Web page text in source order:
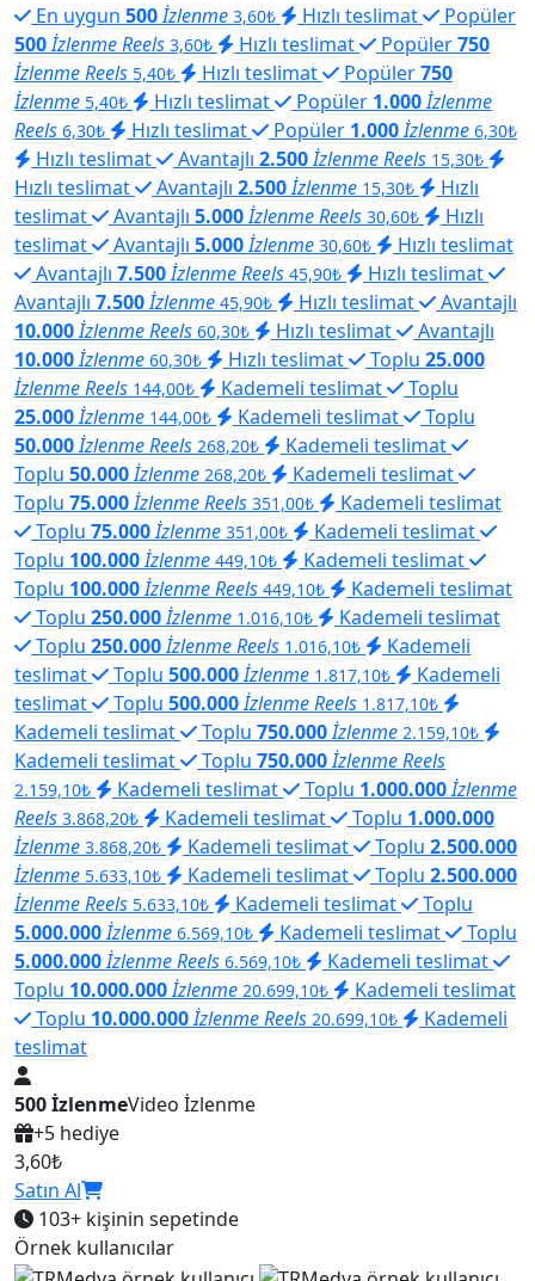
En uygun 500İzlenme 3,60₺ Hızlı teslimat
Popüler
500İzlenme Reels 3,60₺ Hızlı teslimat Popüler750
İzlenme Reels 5,40₺ Hızlı teslimat Popüler750
İzlenme 5,40₺ Hızlı teslimat Popüler 1.000İzlenme
Reels 6,30₺ Hızlı teslimat Popüler 1.000İzlenme 6,30₺
Hızlı teslimat Avantajlı 2.500İzlenme Reels 15,30₺
Hızlı teslimat Avantajlı 2.500İzlenme 15,30₺
Hızlı
teslimat
Avantajlı 5.000İzlenme Reels 30,60₺
Hızlı
teslimat
Avantajlı 5.000İzlenme 30,60₺
Hızlı teslimat
Avantajlı 7.500İzlenme Reels 45,90₺
Hızlı teslimat
Avantajlı 7.500İzlenme 45,90₺ Hızlı teslimat
Avantajlı
10.000İzlenme Reels 60,30₺ Hızlı teslimat
Avantajlı
10.000İzlenme 60,30₺ Hızlı teslimat Toplu 25.000
İzlenme Reels 144,00₺ Kademeli teslimat
Toplu
25.000İzlenme 144,00₺ Kademeli teslimat
Toplu
50.000İzlenme Reels 268,20₺
Kademeli teslimat
Toplu 50.000İzlenme 268,20₺
Kademeli teslimat
Toplu 75.000İzlenme Reels 351,00₺
Kademeli teslimat
Toplu 75.000İzlenme 351,00₺
Kademeli teslimat
Toplu 100.000İzlenme 449,10₺
Kademeli teslimat
Toplu 100.000İzlenme Reels 449,10₺
Kademeli teslimat
Toplu 250.000İzlenme 1.016,10₺
Kademeli teslimat
Toplu 250.000İzlenme Reels 1.016,10₺
Kademeli
teslimat
Toplu 500.000İzlenme 1.817,10₺
Kademeli
teslimat
Toplu 500.000İzlenme Reels 1.817,10₺
Kademeli teslimat Toplu 750.000İzlenme 2.159,10₺
Kademeli teslimat Toplu 750.000İzlenme Reels
2.159,10₺ Kademeli teslimat Toplu 1.000.000İzlenme
Reels 3.868,20₺ Kademeli teslimat Toplu 1.000.000
İzlenme 3.868,20₺ Kademeli teslimat Toplu 2.500.000
İzlenme 5.633,10₺ Kademeli teslimat Toplu 2.500.000
İzlenme Reels 5.633,10₺ Kademeli teslimat
Toplu
5.000.000İzlenme 6.569,10₺ Kademeli teslimat
Toplu
5.000.000İzlenme Reels 6.569,10₺
Kademeli teslimat
Toplu 10.000.000İzlenme 20.699,10₺
Kademeli teslimat
Toplu 10.000.000İzlenme Reels 20.699,10₺
Kademeli
teslimat
500 İzlenmeVideo İzlenme
+5 hediye
3,60₺
Satın Al
103+ kişinin sepetinde
Örnek kullanıcılar